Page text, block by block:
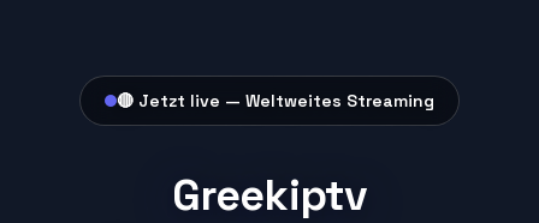
🔴 Jetzt live — Weltweites Streaming
Greekiptv